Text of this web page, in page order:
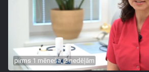
pirms 1 mēneša, 2 nedēļām